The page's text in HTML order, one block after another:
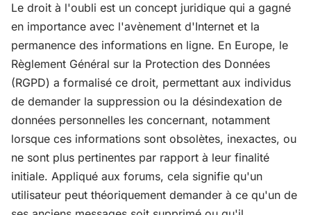
Le droit à l'oubli est un concept juridique qui a gagné
en importance avec l'avènement d'Internet et la
permanence des informations en ligne. En Europe, le
Règlement Général sur la Protection des Données
(RGPD) a formalisé ce droit, permettant aux individus
de demander la suppression ou la désindexation de
données personnelles les concernant, notamment
lorsque ces informations sont obsolètes, inexactes, ou
ne sont plus pertinentes par rapport à leur finalité
initiale. Appliqué aux forums, cela signifie qu'un
utilisateur peut théoriquement demander à ce qu'un de